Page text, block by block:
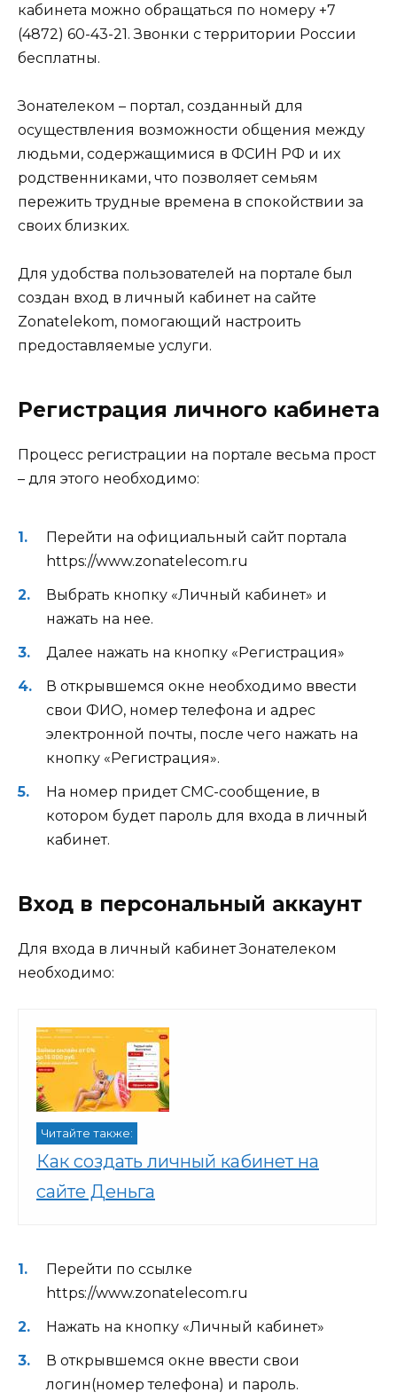
кабинета можно обращаться по номеру +7
(4872) 60-43-21. Звонки с территории России
бесплатны.
Зонателеком – портал, созданный для
осуществления возможности общения между
людьми, содержащимися в ФСИН РФ и их
родственниками, что позволяет семьям
пережить трудные времена в спокойствии за
своих близких.
Для удобства пользователей на портале был
создан вход в личный кабинет на сайте
Zonatelekom, помогающий настроить
предоставляемые услуги.
Регистрация личного кабинета
Процесс регистрации на портале весьма прост
– для этого необходимо:
Перейти на официальный сайт портала
https://www.zonatelecom.ru
Выбрать кнопку «Личный кабинет» и
нажать на нее.
Далее нажать на кнопку «Регистрация»
В открывшемся окне необходимо ввести
свои ФИО, номер телефона и адрес
электронной почты, после чего нажать на
кнопку «Регистрация».
На номер придет СМС-сообщение, в
котором будет пароль для входа в личный
кабинет.
Вход в персональный аккаунт
Для входа в личный кабинет Зонателеком
необходимо:
Читайте также:
Как создать личный кабинет на
сайте Деньга
Перейти по ссылке
https://www.zonatelecom.ru
Нажать на кнопку «Личный кабинет»
В открывшемся окне ввести свои
логин(номер телефона) и пароль.